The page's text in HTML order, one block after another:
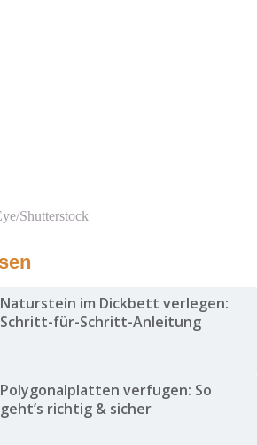
Shutterstock
Naturstein im Dickbett verlegen:
Schritt-für-Schritt-Anleitung
Polygonalplatten verfugen: So
geht’s richtig & sicher